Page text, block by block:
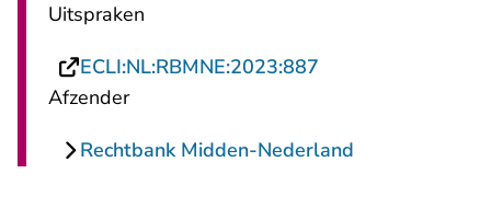
Uitspraken
ECLI:NL:RBMNE:2023:887
Afzender
Rechtbank Midden-Nederland